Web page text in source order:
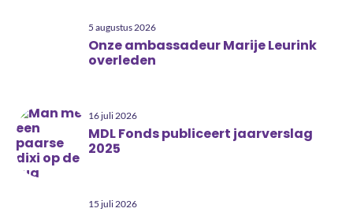
5 augustus 2026
Onze ambassadeur Marije Leurink
overleden
16 juli 2026
MDL Fonds publiceert jaarverslag
2025
15 juli 2026